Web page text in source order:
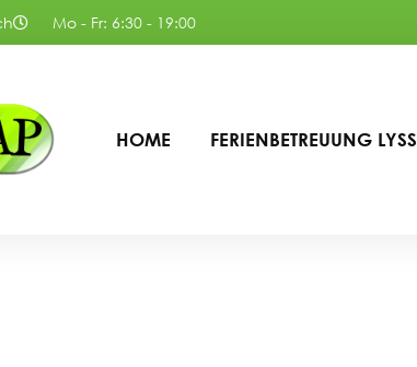
Mo - Fr: 6:30 - 19:00
HOME FERIENBETREUUNG LYSS